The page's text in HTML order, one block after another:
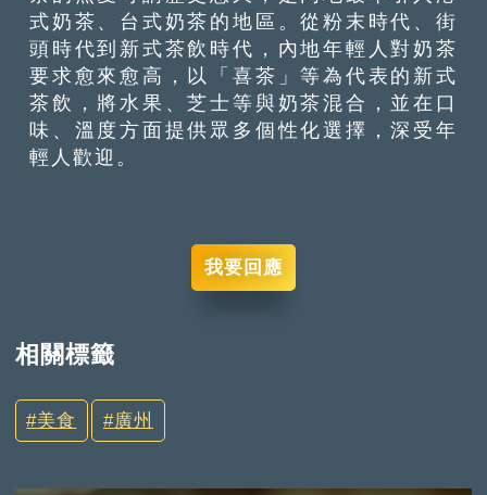
式奶茶、台式奶茶的地區。從粉末時代、街
頭時代到新式茶飲時代，內地年輕人對奶茶
要求愈來愈高，以「喜茶」等為代表的新式
茶飲，將水果、芝士等與奶茶混合，並在口
味、溫度方面提供眾多個性化選擇，深受年
輕人歡迎。
我要回應
相關標籤
美食 廣州